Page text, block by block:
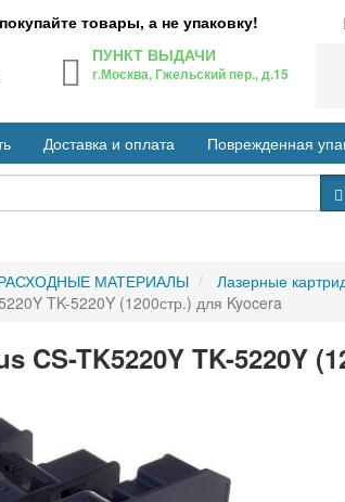
товары, а не упаковку!
ПУНКТ ВЫДАЧИ
г.Москва, Гжельский пер., д.15
Доставка и оплата Поврежденная
МАТЕРИАЛЫ
Лазерные
TK-5220Y (1200стр.) для Kyocera
CS-TK5220Y TK-5220Y